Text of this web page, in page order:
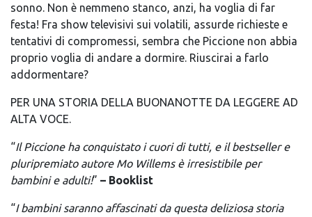
sonno. Non è nemmeno stanco, anzi, ha voglia di far
festa! Fra show televisivi sui volatili, assurde richieste e
tentativi di compromessi, sembra che Piccione non abbia
proprio voglia di andare a dormire. Riuscirai a farlo
addormentare?
PER UNA STORIA DELLA BUONANOTTE DA LEGGERE AD
ALTA VOCE.
“Il Piccione ha conquistato i cuori di tutti, e il bestseller e
pluripremiato autore Mo Willems è irresistibile per
bambini e adulti!” – Booklist
“I bambini saranno affascinati da questa deliziosa storia